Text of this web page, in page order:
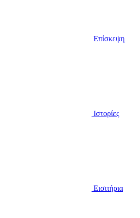
Επίσκεψη
Ιστορίες
Εισιτήρια